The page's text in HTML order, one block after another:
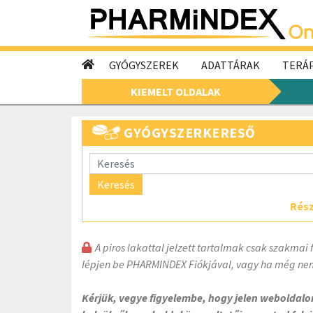
GYÓGYSZEREK ADATTÁRAK
KIEMELT OLDALAK
GYÓGYSZERKERESŐ
Keresés
A piros lakattal jelzett tartalmak csak szakmai
lépjen be PHARMINDEX Fiókjával, vagy ha még
Kérjük, vegye figyelembe, hogy jelen